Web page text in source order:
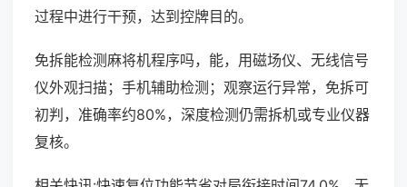
过程中进行干预，达到控牌目的。
免拆能检测麻将机程序吗，能，用磁场仪、无线信号
仪外观扫描；手机辅助检测；观察运行异常，免拆可
初判，准确率约80%，深度检测仍需拆机或专业仪器
复核。